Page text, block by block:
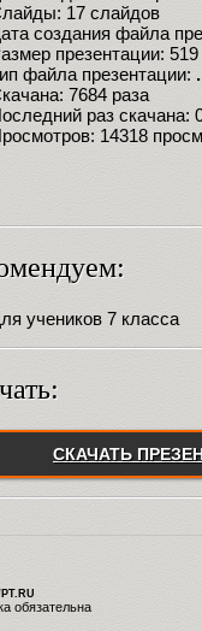
17 слайдов
создания файла
презентации:
файла презентации:
7684 раза
раз скачана:
14318
учеников 7 класса
СКАЧАТЬ
обязательна